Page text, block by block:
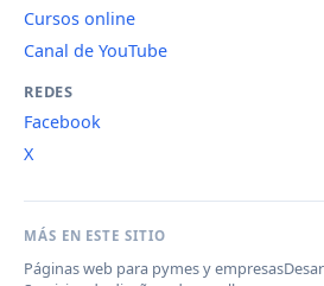
Cursos online
Canal de YouTube
REDES
Facebook
X
MÁS EN ESTE SITIO
Páginas web para pymes y empresas